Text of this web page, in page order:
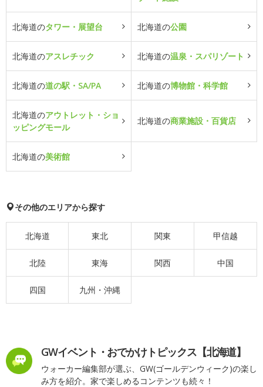
北海道のタワー・展望台 北海道の公園
北海道のアスレチック 北海道の温泉・スパリゾート
北海道の道の駅・SA/PA 北海道の博物館・科学館
北海道のアウトレット・ショ
ッピングモール
北海道の商業施設・百貨店
北海道の美術館
その他のエリアから探す
北海道 東北 関東 甲信越
北陸 東海 関西 中国
四国 九州・沖縄
GWイベント・おでかけトピックス【北海道】
ウォーカー編集部が選ぶ、GW(ゴールデンウィーク)の楽し
み方を紹介。家で楽しめるコンテンツも続々！